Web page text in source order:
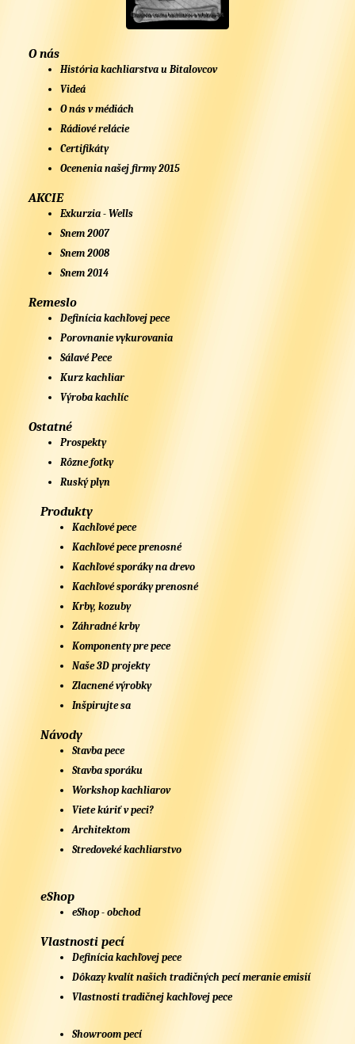
O nás
História kachliarstva u Bitalovcov
Videá
O nás v médiách
Rádiové relácie
Certifikáty
Ocenenia našej firmy 2015
AKCIE
Exkurzia - Wells
Snem 2007
Snem 2008
Snem 2014
Remeslo
Definícia kachľovej pece
Porovnanie vykurovania
Sálavé Pece
Kurz kachliar
Výroba kachlíc
Ostatné
Prospekty
Rôzne fotky
Ruský plyn
Produkty
Kachľové pece
Kachľové pece prenosné
Kachľové sporáky na drevo
Kachľové sporáky prenosné
Krby, kozuby
Záhradné krby
Komponenty pre pece
Naše 3D projekty
Zlacnené výrobky
Inšpirujte sa
Návody
Stavba pece
Stavba sporáku
Workshop kachliarov
Viete kúriť v peci?
Architektom
Stredoveké kachliarstvo
eShop
eShop - obchod
Vlastnosti pecí
Definícia kachľovej pece
Dôkazy kvalít našich tradičných pecí meranie emisií
Vlastnosti tradičnej kachľovej pece
Showroom pecí